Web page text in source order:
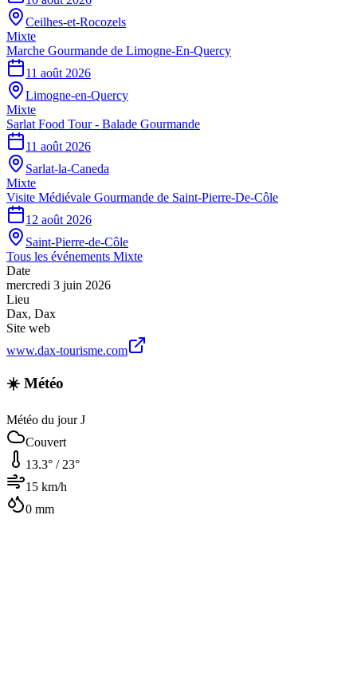
Ceilhes-et-Rocozels
Mixte
Marche Gourmande de Limogne-En-Quercy
11 août 2026
Limogne-en-Quercy
Mixte
Sarlat Food Tour - Balade Gourmande
11 août 2026
Sarlat-la-Caneda
Mixte
Visite Médiévale Gourmande de Saint-Pierre-De-Côle
12 août 2026
Saint-Pierre-de-Côle
Tous les événements Mixte
Date
mercredi 3 juin 2026
Lieu
Dax, Dax
Site web
www.dax-tourisme.com
☀️ Météo
Météo du jour J
Couvert
13.3° / 23°
15 km/h
0 mm